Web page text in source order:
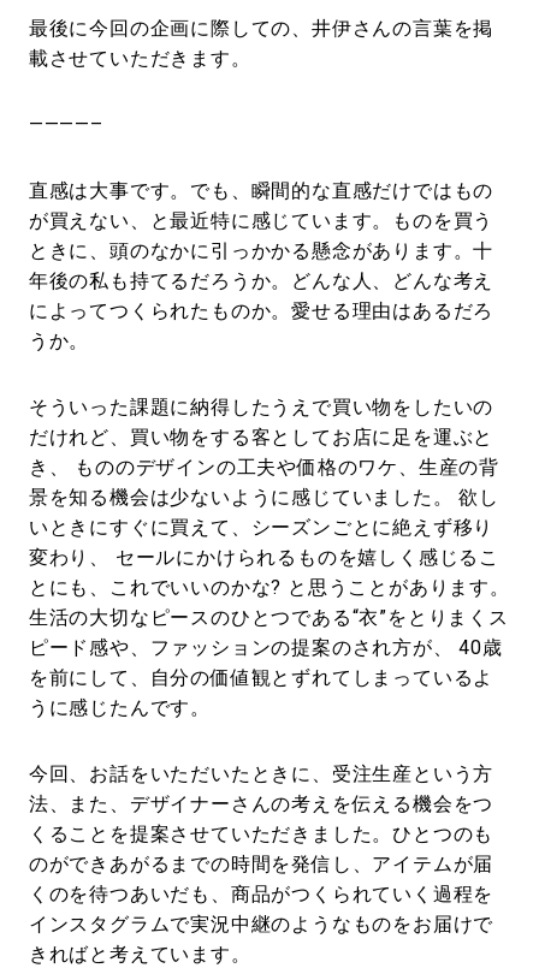
最後に今回の企画に際しての、井伊さんの言葉を掲
載させていただきます。
————–
直感は大事です。でも、瞬間的な直感だけではもの
が買えない、と最近特に感じています。ものを買う
ときに、頭のなかに引っかかる懸念があります。十
年後の私も持てるだろうか。どんな人、どんな考え
によってつくられたものか。愛せる理由はあるだろ
うか。
そういった課題に納得したうえで買い物をしたいの
だけれど、買い物をする客としてお店に足を運ぶと
き、 もののデザインの工夫や価格のワケ、生産の背
景を知る機会は少ないように感じていました。 欲し
いときにすぐに買えて、シーズンごとに絶えず移り
変わり、 セールにかけられるものを嬉しく感じるこ
とにも、これでいいのかな? と思うことがあります。
生活の大切なピースのひとつである“衣”をとりまくス
ピード感や、ファッションの提案のされ方が、 40歳
を前にして、自分の価値観とずれてしまっているよ
うに感じたんです。
今回、お話をいただいたときに、受注生産という方
法、また、デザイナーさんの考えを伝える機会をつ
くることを提案させていただきました。ひとつのも
のができあがるまでの時間を発信し、アイテムが届
くのを待つあいだも、商品がつくられていく過程を
インスタグラムで実況中継のようなものをお届けで
きればと考えています。